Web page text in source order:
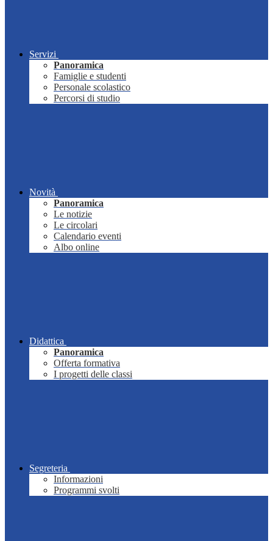
Servizi
Panoramica
Famiglie e studenti
Personale scolastico
Percorsi di studio
Novità
Panoramica
Le notizie
Le circolari
Calendario eventi
Albo online
Didattica
Panoramica
Offerta formativa
I progetti delle classi
Segreteria
Informazioni
Programmi svolti